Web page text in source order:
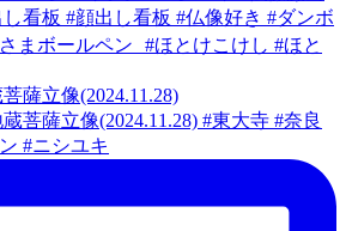
薩立像(2024.11.28)